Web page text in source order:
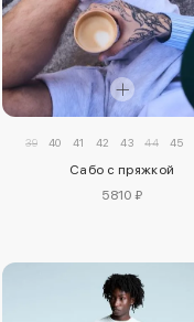
39 40 41 42 43 44 45
Сабо с пряжкой
5810 ₽